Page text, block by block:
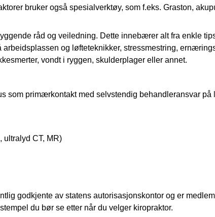
bruker også spesialverktøy, som f.eks. Graston,
råd og veiledning. Dette innebærer alt fra enkle
arbeidsplassen og løfteteknikker, stressmestring,
vondt i ryggen, skulderplager eller annet.
som primærkontaktmed selvstendig behandleransvar på
ultralyd CT, MR)
godkjente av statens autorisasjonskontor og er
du bør se etter når du velger kiropraktor.